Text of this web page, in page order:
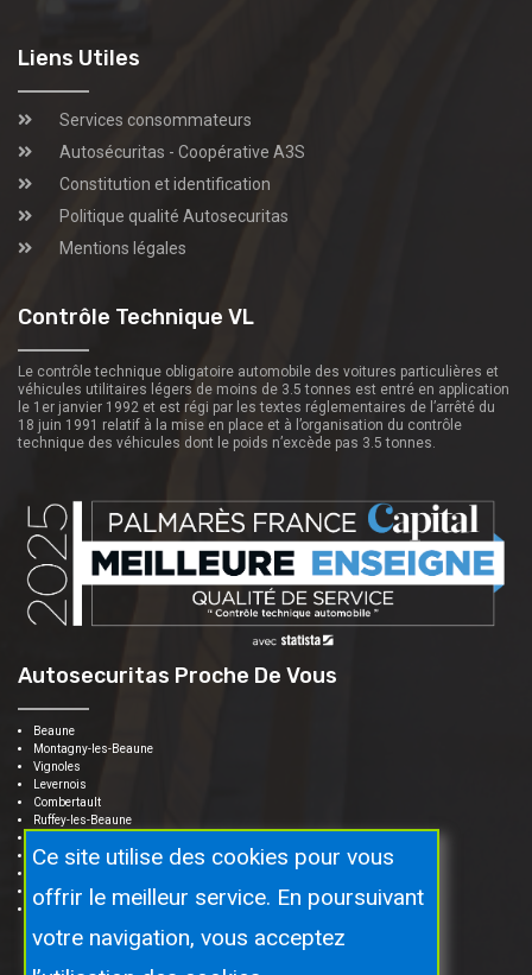
Liens Utiles
Services consommateurs
Autosécuritas - Coopérative A3S
Constitution et identification
Politique qualité Autosecuritas
Mentions légales
Contrôle Technique VL
Le contrôle technique obligatoire automobile des voitures particulières et
véhicules utilitaires légers de moins de 3.5 tonnes est entré en application
le 1er janvier 1992 et est régi par les textes réglementaires de l’arrêté du
18 juin 1991 relatif à la mise en place et à l’organisation du contrôle
technique des véhicules dont le poids n’excède pas 3.5 tonnes.
Autosecuritas Proche De Vous
Beaune
Montagny-les-Beaune
Vignoles
Levernois
Combertault
Ruffey-les-Beaune
Pommard
Meloisey
Ce site utilise des cookies pour vous
offrir le meilleur service. En poursuivant
votre navigation, vous acceptez